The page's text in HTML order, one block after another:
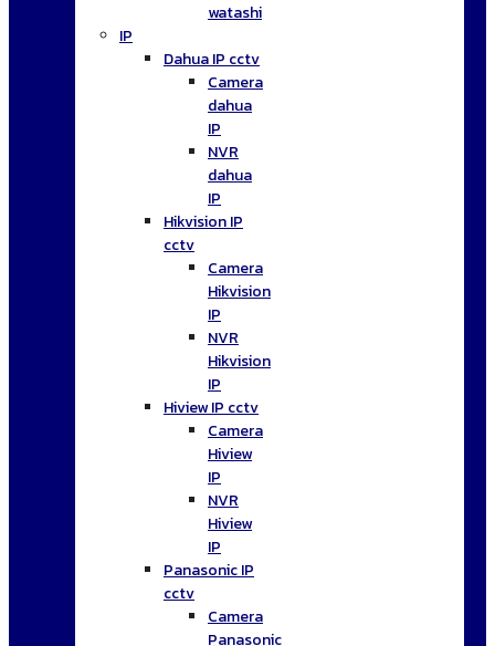
watashi
IP
Dahua IP cctv
Camera
dahua
IP
NVR
dahua
IP
Hikvision IP
cctv
Camera
Hikvision
IP
NVR
Hikvision
IP
Hiview IP cctv
Camera
Hiview
IP
NVR
Hiview
IP
Panasonic IP
cctv
Camera
Panasonic